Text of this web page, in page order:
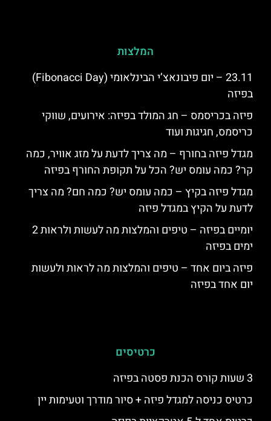
המלצות
23.11 – יום פיבונאצ’י הבינלאומי (Fibonacci Day)
בפיזה
פיזה בכריסמס – חג המולד בפיזה: אירועים, שווקי
כריסמס, חגיגות ועוד
מגדל פיזה בחורף – מה צריך לדעת על מזג אוויר, כמה
קר? כמה עומס יש? הכל על תקופת החורף בפיזה
מגדל פיזה בקיץ – כמה עומס יש? כמה חם? מה צריך
לדעת על הקיץ במגדל פיזה
יומיים בפיזה – טיפים והמלצות מה לעשות ולראות 2
ימים בפיזה
פיזה ביום אחד – טיפים והמלצות מה לראות ולעשות
יום אחד בפיזה
כרטיסים
3 שעות קורס הכנת פסטה בפיזה
כרטיס כניסה למגדל פיזה + סיור מודרך וטעימות יין